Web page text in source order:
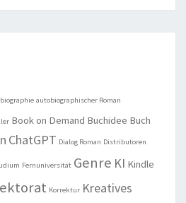
autobiographischer Roman
Book on Demand Buchidee Buch
ChatGPT Dialog Roman Distributoren
Fernuniversität Genre KI Kindle
Korrektur Kreatives